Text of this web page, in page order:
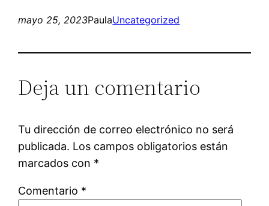
mayo 25, 2023PaulaUncategorized
Deja un comentario
Tu dirección de correo electrónico no será
publicada. Los campos obligatorios están
marcados con *
Comentario *